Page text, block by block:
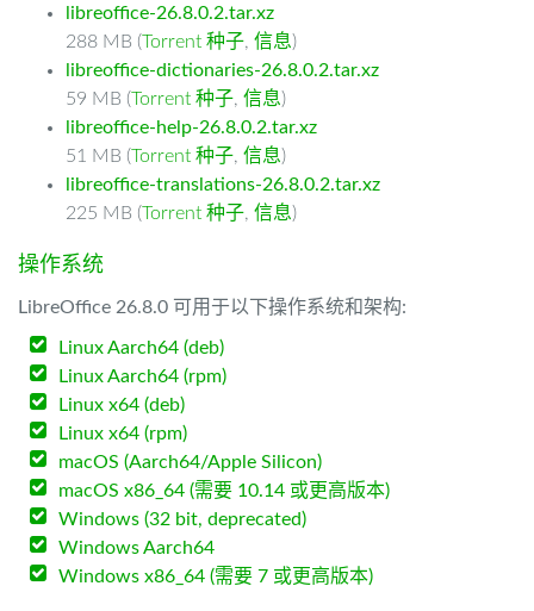
libreoffice-26.8.0.2.tar.xz
288 MB (Torrent 种子, 信息)
libreoffice-dictionaries-26.8.0.2.tar.xz
59 MB (Torrent 种子, 信息)
libreoffice-help-26.8.0.2.tar.xz
51 MB (Torrent 种子, 信息)
libreoffice-translations-26.8.0.2.tar.xz
225 MB (Torrent 种子, 信息)
操作系统
LibreOffice 26.8.0 可用于以下操作系统和架构:
Linux Aarch64 (deb)
Linux Aarch64 (rpm)
Linux x64 (deb)
Linux x64 (rpm)
macOS (Aarch64/Apple Silicon)
macOS x86_64 (需要 10.14 或更高版本)
Windows (32 bit, deprecated)
Windows Aarch64
Windows x86_64 (需要 7 或更高版本)